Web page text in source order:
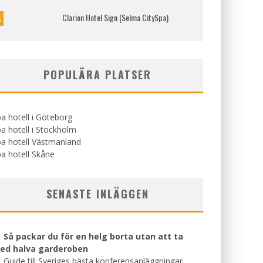
Clarion Hotel Sign (Selma CitySpa)
POPULÄRA PLATSER
hotell i Göteborg
hotell i Stockholm
hotell Västmanland
hotell Skåne
SENASTE INLÄGGEN
Så packar du för en helg borta utan att ta
halva garderoben